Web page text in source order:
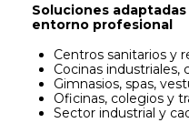
Soluciones
entorno profesional
Centros sanitarios y
Cocinas industriales,
Gimnasios, spas,
Oficinas, colegios y
Sector industrial y